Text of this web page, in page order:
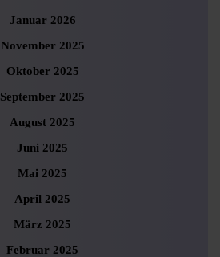
Januar 2026
November 2025
Oktober 2025
September 2025
August 2025
Juni 2025
Mai 2025
April 2025
März 2025
Februar 2025